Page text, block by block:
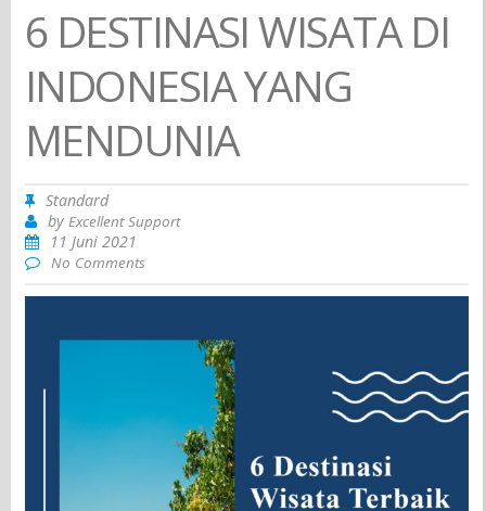
6 DESTINASI WISATA DI
INDONESIA YANG
MENDUNIA
Standard
byExcellent Support
11 Juni 2021
No Comments